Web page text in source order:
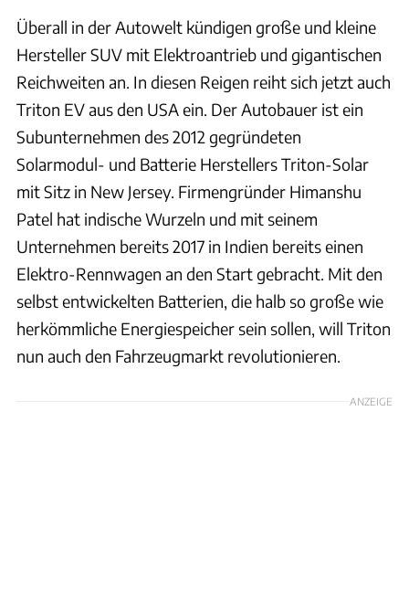
Überall in der Autowelt kündigen große und kleine
Hersteller SUV mit Elektroantrieb und gigantischen
Reichweiten an. In diesen Reigen reiht sich jetzt auch
Triton EV aus den USA ein. Der Autobauer ist ein
Subunternehmen des 2012 gegründeten
Solarmodul- und Batterie Herstellers Triton-Solar
mit Sitz in New Jersey. Firmengründer Himanshu
Patel hat indische Wurzeln und mit seinem
Unternehmen bereits 2017 in Indien bereits einen
Elektro-Rennwagen an den Start gebracht. Mit den
selbst entwickelten Batterien, die halb so große wie
herkömmliche Energiespeicher sein sollen, will Triton
nun auch den Fahrzeugmarkt revolutionieren.
ANZEIGE